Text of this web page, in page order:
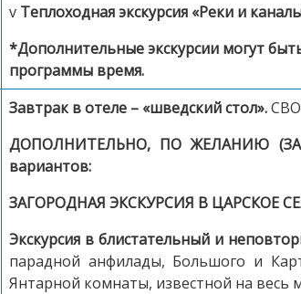
v Теплоходная экскурсия «Реки и
*Дополнительные экскурсии могут
программы время.
Завтрак в отеле – «шведский стол».
ДОПОЛНИТЕЛЬНО, ПО ЖЕЛАНИЮ
вариантов:
ЗАГОРОДНАЯ ЭКСКУРСИЯ В ЦАРСКОЕ
Экскурсия в блистательный и
парадной анфилады, Большого и
Янтарной комнаты, известной на весь